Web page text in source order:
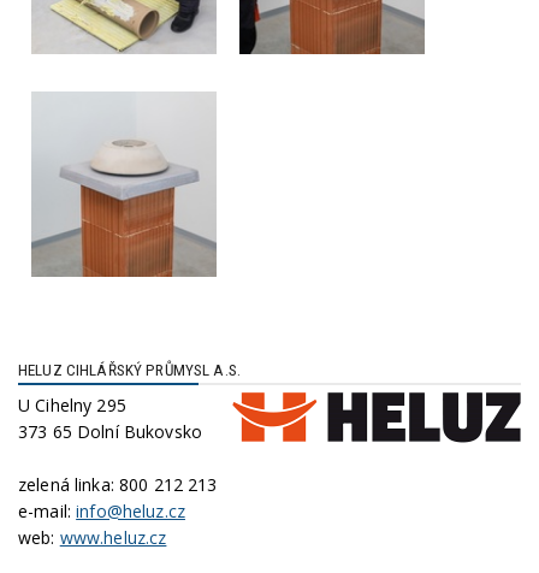
HELUZ CIHLÁŘSKÝ PRŮMYSL A.S.
U Cihelny 295
373 65 Dolní Bukovsko
zelená linka: 800 212 213
e-mail:info@heluz.cz
web: www.heluz.cz